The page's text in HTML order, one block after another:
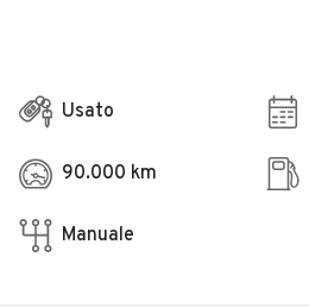
Usato
90.000 km
Manuale